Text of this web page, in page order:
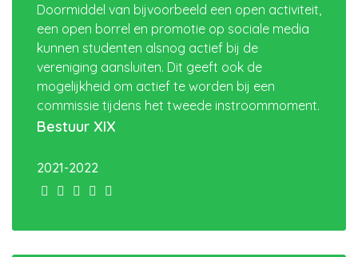
Doormiddel van bijvoorbeeld een open activiteit,
een open borrel en promotie op sociale media
kunnen studenten alsnog actief bij de
vereniging aansluiten. Dit geeft ook de
mogelijkheid om actief te worden bij een
commissie tijdens het tweede instroommoment.
Bestuur XIX
2021-2022